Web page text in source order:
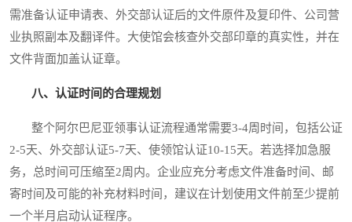
需准备认证申请表、外交部认证后的文件原件及复印件、公司营
业执照副本及翻译件。大使馆会核查外交部印章的真实性，并在
文件背面加盖认证章。
八、认证时间的合理规划
整个阿尔巴尼亚领事认证流程通常需要3-4周时间，包括公证
2-5天、外交部认证5-7天、使领馆认证10-15天。若选择加急服
务，总时间可压缩至2周内。企业应充分考虑文件准备时间、邮
寄时间及可能的补充材料时间，建议在计划使用文件前至少提前
一个半月启动认证程序。